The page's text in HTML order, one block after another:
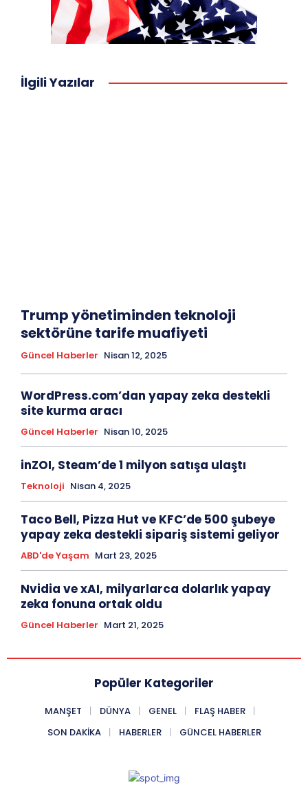
İlgili Yazılar
Trump yönetiminden teknoloji
sektörüne tarife muafiyeti
Güncel Haberler Nisan 12, 2025
WordPress.com’dan yapay zeka destekli
site kurma aracı
Güncel Haberler Nisan 10, 2025
inZOI, Steam’de 1 milyon satışa ulaştı
Teknoloji Nisan 4, 2025
Taco Bell, Pizza Hut ve KFC’de 500 şubeye
yapay zeka destekli sipariş sistemi geliyor
ABD'de Yaşam Mart 23, 2025
Nvidia ve xAI, milyarlarca dolarlık yapay
zeka fonuna ortak oldu
Güncel Haberler Mart 21, 2025
Popüler Kategoriler
MANŞET DÜNYA GENEL
FLAŞ HABER
SON DAKIKA
HABERLER GÜNCEL HABERLER